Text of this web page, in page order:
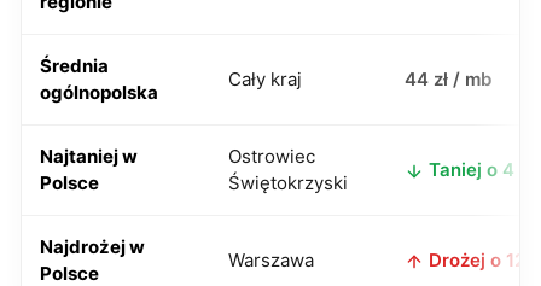
Średnia
ogólnopolska
Cały kraj 44 zł / mb
Najtaniej w
Polsce
Ostrowiec
Świętokrzyski
Taniej o 4 zł
Najdrożej w
Polsce
Warszawa Drożej o 12